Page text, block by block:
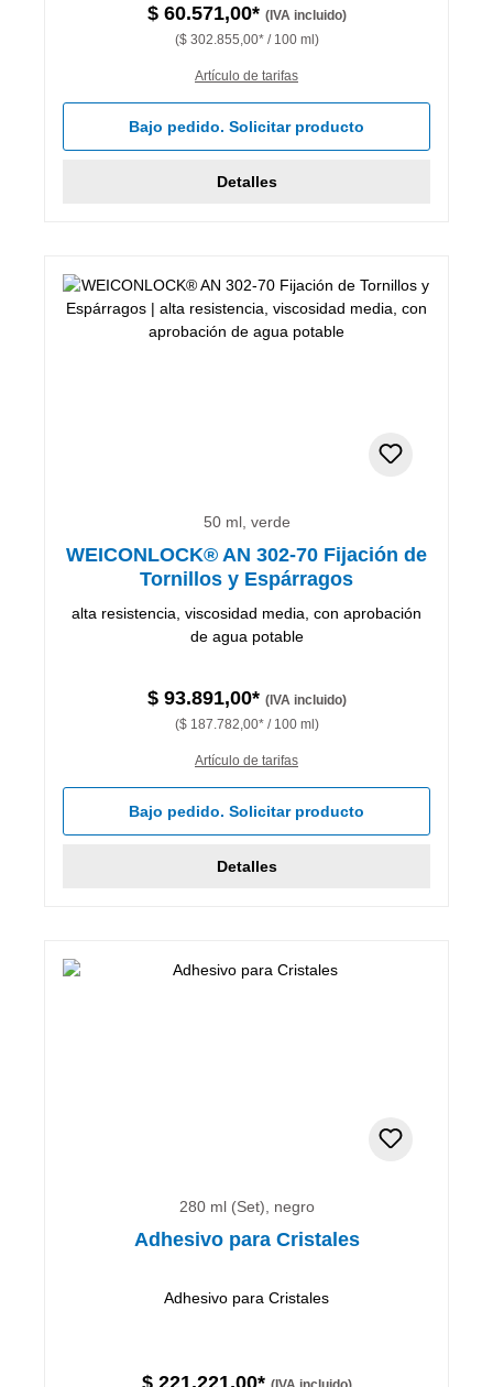
$ 60.571,00* (IVA incluido)
($ 302.855,00* / 100 ml)
Artículo de tarifas
Bajo pedido. Solicitar producto
Detalles
50 ml, verde
WEICONLOCK® AN 302-70 Fijación de
Tornillos y Espárragos
alta resistencia, viscosidad media, con aprobación
de agua potable
$ 93.891,00* (IVA incluido)
($ 187.782,00* / 100 ml)
Artículo de tarifas
Bajo pedido. Solicitar producto
Detalles
280 ml (Set), negro
Adhesivo para Cristales
Adhesivo para Cristales
$ 221.221,00*